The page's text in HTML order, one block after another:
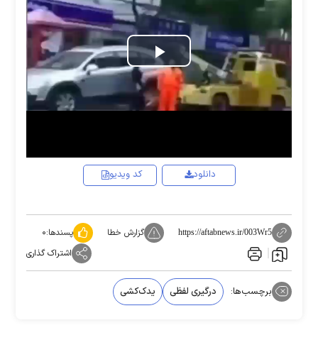
Play
Video
کد ویدیو دانلود
https://aftabnews.ir/003Wr5 گزارش خطا پسندها:۰
اشتراک گذاری
برچسب‌ها: درگیری لفظی یدک‌کشی